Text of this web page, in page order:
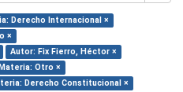
Derecho Internacional ×
×
Autor: Fix Fierro, Héctor ×
Otro ×
Derecho Constitucional ×